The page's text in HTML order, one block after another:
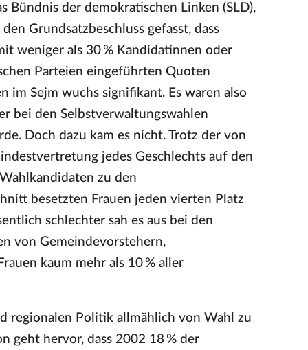
der demokratischen Linken (SLD),
Grundsatzbeschluss gefasst, dass
weniger als 30 % Kandidatinnen oder
Parteien eingeführten Quoten
im Sejm wuchs signifikant. Es waren also
bei den Selbstverwaltungswahlen
Doch dazu kam es nicht. Trotz der von
jedes Geschlechts auf den
zu den
besetzten Frauen jeden vierten Platz
schlechter sah es aus bei den
von Gemeindevorstehern,
kaum mehr als 10 % aller
regionalen Politik allmählich von Wahl zu
geht hervor, dass 2002 18 % der